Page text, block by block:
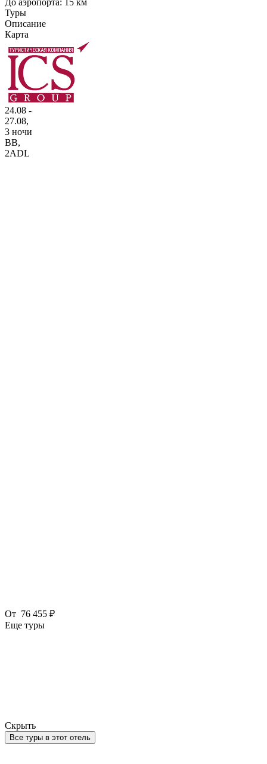
Туры
Описание
Карта
24.08 -
27.08,
3 ночи
BB,
2ADL
От 76 455 ₽
Еще туры
Скрыть
Все туры в этот отель